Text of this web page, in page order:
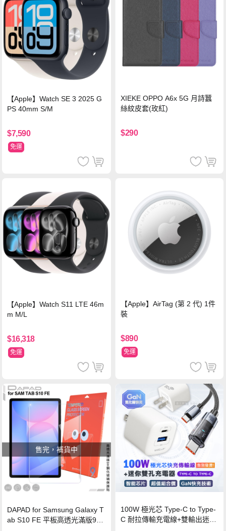
【Apple】Watch SE 3 2025 G
PS 40mm S/M
$7,590
免運
XIEKE OPPO A6x 5G 月詩蠶
絲紋皮套(玫紅)
$290
【Apple】Watch S11 LTE 46m
m M/L
$16,318
免運
【Apple】AirTag (第 2 代) 1件
裝
$890
免運
售完，補貨中
DAPAD for Samsung Galaxy T
ab S10 FE 平板高透光滿版9H
100W 極光芯 Type-C to Type-
C 耐拉傳輸充電線+雙輸出迷你